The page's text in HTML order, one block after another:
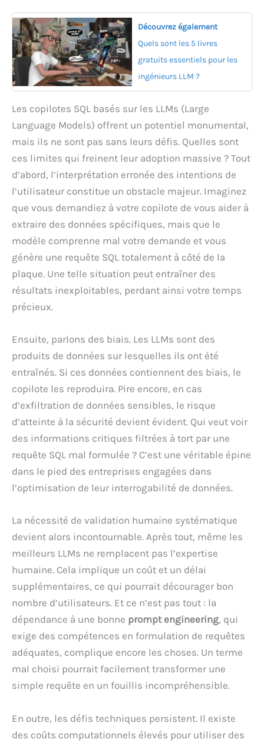
Découvrez également
Quels sont les 5 livres
gratuits essentiels pour les
ingénieurs LLM ?
Les copilotes SQL basés sur les LLMs (Large
Language Models) offrent un potentiel monumental,
mais ils ne sont pas sans leurs défis. Quelles sont
ces limites qui freinent leur adoption massive ? Tout
d’abord, l’interprétation erronée des intentions de
l’utilisateur constitue un obstacle majeur. Imaginez
que vous demandiez à votre copilote de vous aider à
extraire des données spécifiques, mais que le
modèle comprenne mal votre demande et vous
génère une requête SQL totalement à côté de la
plaque. Une telle situation peut entraîner des
résultats inexploitables, perdant ainsi votre temps
précieux.
Ensuite, parlons des biais. Les LLMs sont des
produits de données sur lesquelles ils ont été
entraînés. Si ces données contiennent des biais, le
copilote les reproduira. Pire encore, en cas
d’exfiltration de données sensibles, le risque
d’atteinte à la sécurité devient évident. Qui veut voir
des informations critiques filtrées à tort par une
requête SQL mal formulée ? C’est une véritable épine
dans le pied des entreprises engagées dans
l’optimisation de leur interrogabilité de données.
La nécessité de validation humaine systématique
devient alors incontournable. Après tout, même les
meilleurs LLMs ne remplacent pas l’expertise
humaine. Cela implique un coût et un délai
supplémentaires, ce qui pourrait décourager bon
nombre d’utilisateurs. Et ce n’est pas tout : la
dépendance à une bonne prompt engineering, qui
exige des compétences en formulation de requêtes
adéquates, complique encore les choses. Un terme
mal choisi pourrait facilement transformer une
simple requête en un fouillis incompréhensible.
En outre, les défis techniques persistent. Il existe
des coûts computationnels élevés pour utiliser des